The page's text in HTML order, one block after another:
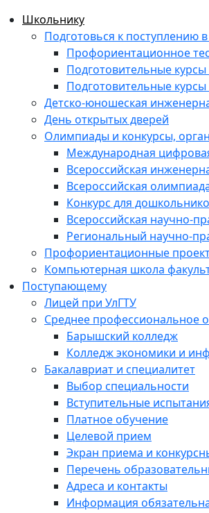
Школьнику
Подготовься к поступлению
Профориентационное
Подготовительные
Подготовительные
Детско-юношеская
День открытых дверей
Олимпиады и конкурсы,
Международная
Всероссийская
Всероссийская
Конкурс для
Всероссийская научно-
Региональный научно-
Профориентационные
Компьютерная школа
Поступающему
Лицей при УлГТУ
Среднее профессиональное
Барышский колледж
Колледж экономики и
Бакалавриат и специалитет
Выбор специальности
Вступительные
Платное обучение
Целевой прием
Экран приема и
Перечень
Адреса и контакты
Информация